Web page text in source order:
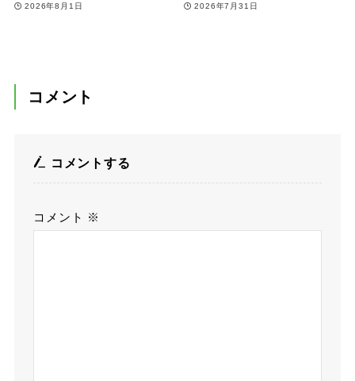
2026年8月1日 2026年7月31日
コメント
コメントする
コメント ※